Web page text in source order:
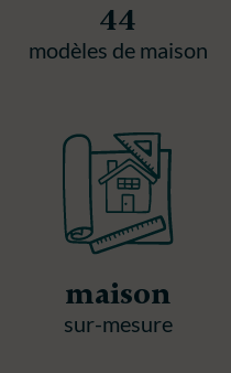
44
modèles de maison
maison
sur-mesure